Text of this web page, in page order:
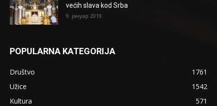
većih slava kod Srba
9. јануар 2019.
POPULARNA KATEGORIJA
Društvo
1761
Užice
1542
Kultura
571